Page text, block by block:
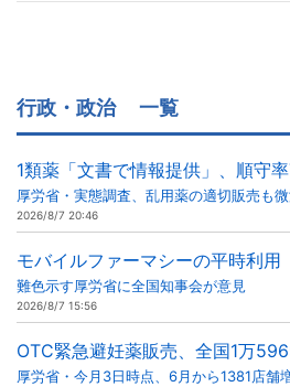
行政・政治 一覧
1類薬「文書で情報提供」、順守
厚労省・実態調査、乱用薬の適切販売も
2026/8/7 20:46
モバイルファーマシーの平時利用
難色示す厚労省に全国知事会が意見
2026/8/7 15:56
OTC緊急避妊薬販売、全国1万
厚労省・今月3日時点、6月から1381店舗